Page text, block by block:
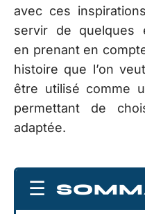
avec ces
servir de quelques
en prenant en
histoire que l’on
être utilisé comme
permettant de
adaptée.